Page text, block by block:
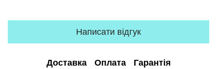
Написати відгук
Доставка Оплата Гарантія